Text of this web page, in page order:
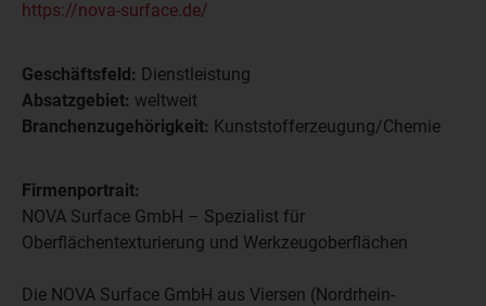
https://nova-surface.de/
Geschäftsfeld: Dienstleistung
Absatzgebiet: weltweit
Branchenzugehörigkeit: Kunststofferzeugung/Chemie
Firmenportrait:
NOVA Surface GmbH – Spezialist für
Oberflächentexturierung und Werkzeugoberflächen
Die NOVA Surface GmbH aus Viersen (Nordrhein-